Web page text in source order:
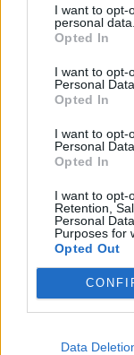
I want to opt-
personal data.
Opted In
I want to opt-
Personal Data.
Opted In
I want to opt-
Personal
Opted In
I want to opt-
Retention,
Personal
Purposes for
Opted Out
Data
Itt találjátok